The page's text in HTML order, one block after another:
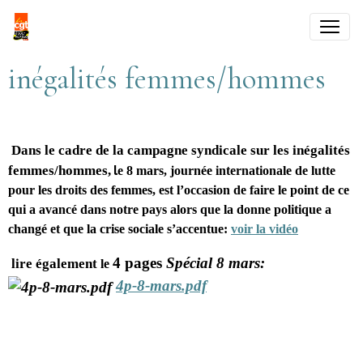
inégalités femmes/hommes
Dans le cadre de la campagne syndicale sur les inégalités
femmes/hommes, le 8 mars, journée internationale de lutte
pour les droits des femmes, est l’occasion de faire le point de ce
qui a avancé dans notre pays alors que la donne politique a
changé et que la crise sociale s’accentue: voir la vidéo
lire également le 4 pages Spécial 8 mars:
4p-8-mars.pdf